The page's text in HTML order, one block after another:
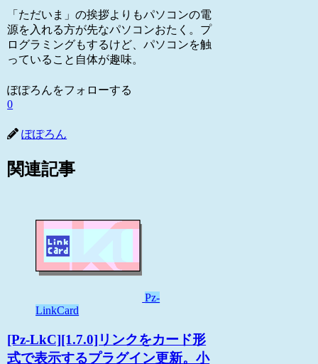
「ただいま」の挨拶よりもパソコンの電
源を入れる方が先なパソコンおたく。プ
ログラミングもするけど、パソコンを触
っていること自体が趣味。
ぽぽろんをフォローする
0
ぽぽろん
関連記事
Pz-
LinkCard
[Pz-LkC][1.7.0]リンクをカード形
式で表示するプラグイン更新。小